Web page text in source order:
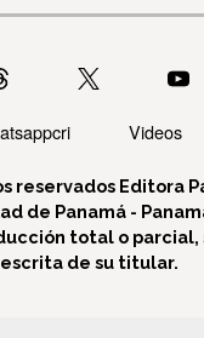
Videos
reservados Editora
de Panamá -
total o parcial,
escrita de su titular.